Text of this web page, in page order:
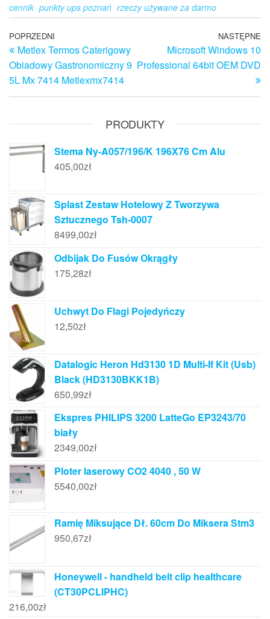
cennik punkty ups poznań rzeczy używane za darmo
Nawigacja
wpisu
Poprzedni
wpis
POPRZEDNI
Metlex Termos Caterigowy
Obiadowy Gastronomiczny 9
5L Mx 7414 Metlexmx7414
NASTĘPNE
Microsoft Windows 10
Professional 64bit OEM DVD
PRODUKTY
Stema Ny-A057/196/K 196X76 Cm Alu
405,00zł
Splast Zestaw Hotelowy Z Tworzywa
Sztucznego Tsh-0007
8499,00zł
Odbijak Do Fusów Okrągły
175,28zł
Uchwyt Do Flagi Pojedyńczy
12,50zł
Datalogic Heron Hd3130 1D Multi-If Kit (Usb)
Black (HD3130BKK1B)
650,99zł
Ekspres PHILIPS 3200 LatteGo EP3243/70
biały
2349,00zł
Ploter laserowy CO2 4040 , 50 W
5540,00zł
Ramię Miksujące Dł. 60cm Do Miksera Stm3
950,67zł
Honeywell - handheld belt clip healthcare
(CT30PCLIPHC)
216,00zł